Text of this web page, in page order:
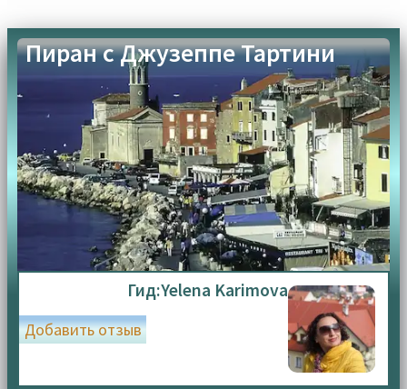
Пиран с Джузеппе Тартини
Гид:Yelena Karimova
Добавить отзыв